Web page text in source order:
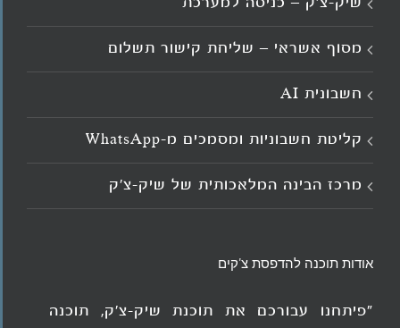
מסוף אשראי – שליחת קישור תשלום
חשבונית AI
קליטת חשבוניות ומסמכים מ־WhatsApp
מרכז הבינה המלאכותית של שיק-צ'ק
אודות תוכנה להדפסת צ'קים
"פיתחנו עבורכם את תוכנת שיק-צ'ק, תוכנה